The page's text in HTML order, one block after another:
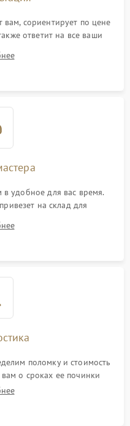
сориентирует по цене
ответит на все ваши
в удобное для вас время.
на склад для
поломку и стоимость
о сроках ее починки